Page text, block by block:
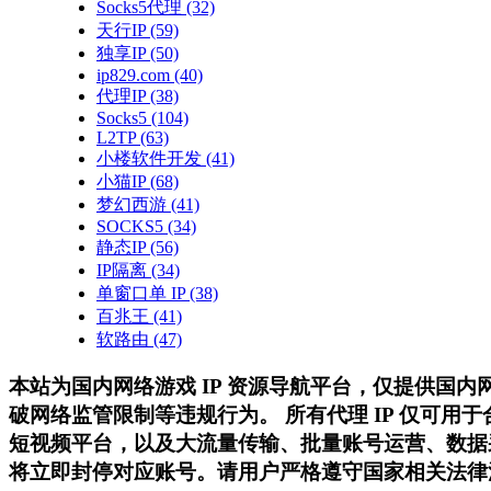
Socks5代理 (32)
天行IP(59)
独享IP(50)
ip829.com (40)
代理IP(38)
Socks5 (104)
L2TP(63)
小楼软件开发 (41)
小猫IP(68)
梦幻西游 (41)
SOCKS5 (34)
静态IP(56)
IP隔离 (34)
单窗口单 IP(38)
百兆王 (41)
软路由 (47)
本站为国内网络游戏 IP 资源导航平台，仅提供国
破网络监管限制等违规行为。 所有代理 IP 仅可用
短视频平台，以及大流量传输、批量账号运营、数
将立即封停对应账号。请用户严格遵守国家相关法